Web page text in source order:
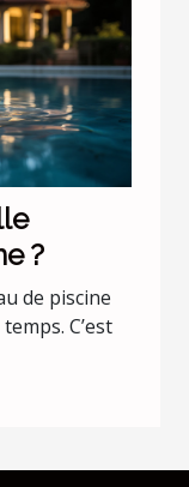
?
de piscine
C’est